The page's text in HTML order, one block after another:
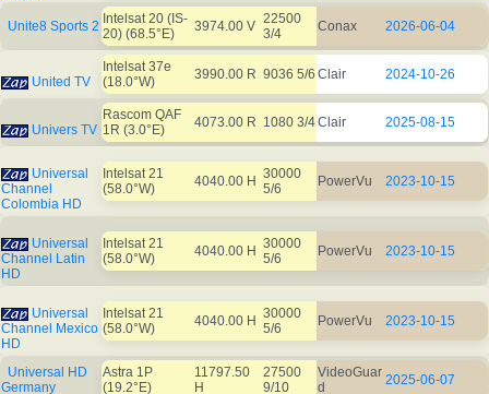
Unite8 Sports 2 Intelsat 20 (IS-
20) (68.5°E)
3974.00 V 22500
3/4
Conax 2026-06-04
United TV
Intelsat 37e
(18.0°W)
3990.00 R 9036 5/6 Clair 2024-10-26
Univers TV
Rascom QAF
1R (3.0°E)
4073.00 R 1080 3/4Clair 2025-08-15
Universal
Channel
Colombia HD
Intelsat 21
(58.0°W)
4040.00 H 30000
5/6
PowerVu 2023-10-15
Universal
Channel Latin
HD
Intelsat 21
(58.0°W)
4040.00 H 30000
5/6
PowerVu 2023-10-15
Universal
Channel Mexico
HD
Intelsat 21
(58.0°W)
4040.00 H 30000
5/6
PowerVu 2023-10-15
Universal HD
Germany
Astra 1P
(19.2°E)
11797.50
H
27500
9/10
VideoGuar
d
2025-06-07